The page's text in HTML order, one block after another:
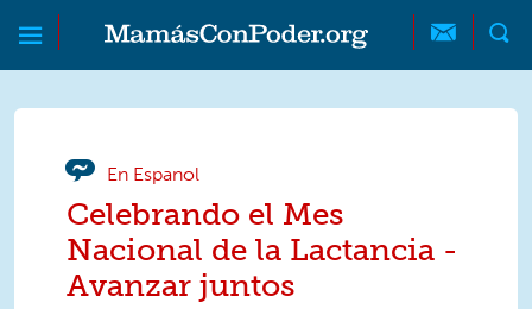
Skip to main content
Skip to main content
MamásConPoder
En Espanol
Celebrando el Mes
Nacional de la Lactancia -
Avanzar juntos